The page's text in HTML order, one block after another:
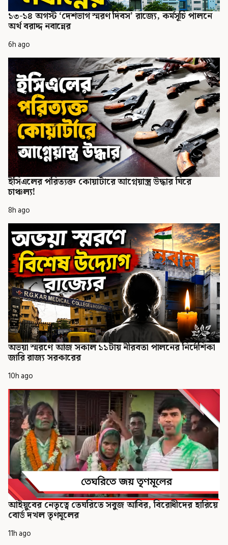
১৩-১৪ অগস্ট ‘দেশভাগ স্মরণ দিবস’ রাজ্যে, কর্মসূচি পালনে
অর্থ বরাদ্দ নবান্নের
6h ago
ইসিএলের পরিত্যক্ত কোয়ার্টারে আগ্নেয়াস্ত্র উদ্ধার ঘিরে
চাঞ্চল্য!
8h ago
অভয়া স্মরণে আজ সকাল ১১টায় নীরবতা পালনের নির্দেশিকা
জারি রাজ্য সরকারের
10h ago
আইয়ুবের নেতৃত্বে তেঘরিতে সবুজ আবির, বিরোধীদের হারিয়ে
বোর্ড দখল তৃণমূলের
11h ago